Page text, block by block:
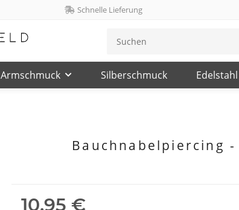
Schnelle Lieferung
Armschmuck Silberschmuck
Bauchnabelpiercing -
10,95 €